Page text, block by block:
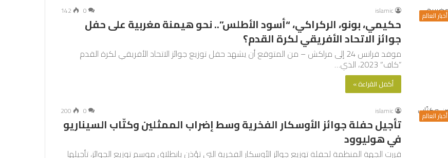
أخبار العالم islamic
0
142
حكيمي، بونو، الركراكي، “أسود الأطلس”.. نحو هيمنة مغربية على حفل
جوائز الاتحاد الأفريقي لكرة القدم؟
موفد فرانس 24 إلى مراكش – من المتوقع أن يشهد حفل توزيع جوائز الاتحاد الأفريقي لكرة القدم
“كاف” 2023، الذي…
أكمل القراءة »
أخبار العالم islamic
0
200
تأجيل حفلة جوائز الأوسكار الفخرية وسط إضراب الممثلين وكتّاب السيناريو
في هوليوود
قررت الجهة المنظمة لحفلة توزيع جوائز الأوسكار الفخرية التي تؤذن بانطلاق موسم توزيع الجوائز، تأجيلها